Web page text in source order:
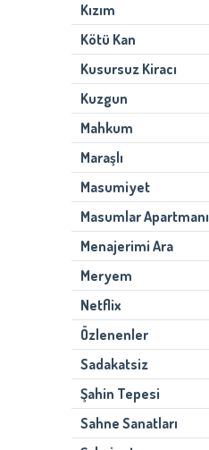
Kızım
Kötü Kan
Kusursuz Kiracı
Kuzgun
Mahkum
Maraşlı
Masumiyet
Masumlar Apartmanı
Menajerimi Ara
Meryem
Netflix
Özlenenler
Sadakatsiz
Şahin Tepesi
Sahne Sanatları